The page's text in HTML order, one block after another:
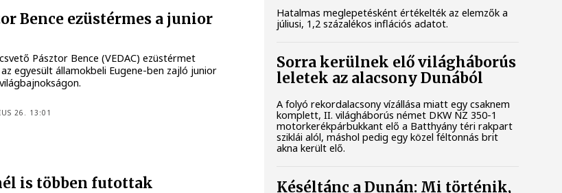
Bence ezüstérmes a junior
Pásztor Bence (VEDAC) ezüstérmet
egyesült államokbeli Eugene-ben zajló junior
26. 13:01
is többen futottak
Hatalmas meglepetésként értékelték az elemzők a
júliusi, 1,2 százalékos inflációs adatot.
Sorra kerülnek elő világháborús
leletek az alacsony Dunából
A folyó rekordalacsony vízállása miatt egy csaknem
komplett, II. világháborús német DKW NZ 350-1
motorkerékpárbukkant elő a Batthyány téri rakpart
sziklái alól, máshol pedig egy közel féltonnás brit
akna került elő.
Késéltánc a Dunán: Mi történik,